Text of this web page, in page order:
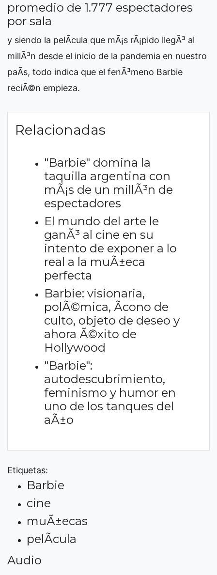
promedio de 1.777 espectadores
por sala
y siendo la pelÃ­cula que mÃ¡s rÃ¡pido llegÃ³ al
millÃ³n desde el inicio de la pandemia en nuestro
paÃ­s, todo indica que el fenÃ³meno Barbie
reciÃ©n empieza.
Relacionadas
"Barbie" domina la
taquilla argentina con
mÃ¡s de un millÃ³n de
espectadores
El mundo del arte le
ganÃ³ al cine en su
intento de exponer a lo
real a la muÃ±eca
perfecta
Barbie: visionaria,
polÃ©mica, Ã­cono de
culto, objeto de deseo y
ahora Ã©xito de
Hollywood
"Barbie":
autodescubrimiento,
feminismo y humor en
uno de los tanques del
aÃ±o
Etiquetas:
Barbie
cine
muÃ±ecas
pelÃ­cula
Audio